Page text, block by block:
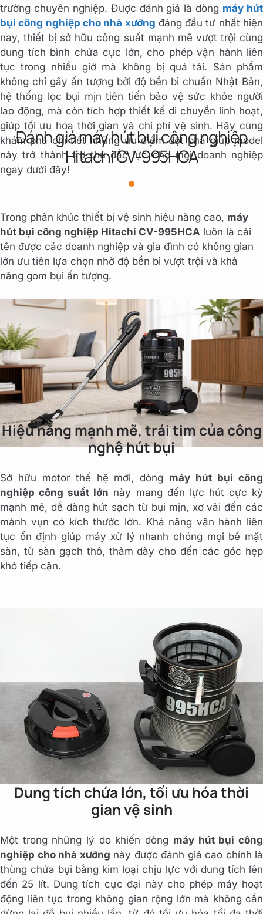
trường chuyên nghiệp. Được đánh giá là dòng máy hút
bụi công nghiệp cho nhà xưởng đáng đầu tư nhất hiện
nay, thiết bị sở hữu công suất mạnh mẽ vượt trội cùng
dung tích bình chứa cực lớn, cho phép vận hành liên
tục trong nhiều giờ mà không bị quá tải. Sản phẩm
không chỉ gây ấn tượng bởi độ bền bỉ chuẩn Nhật Bản,
hệ thống lọc bụi mịn tiên tiến bảo vệ sức khỏe người
lao động, mà còn tích hợp thiết kế di chuyển linh hoạt,
giúp tối ưu hóa thời gian và chi phí vệ sinh. Hãy cùng
khám phá chi tiết những ưu điểm đột phá giúp model
này trở thành trợ thủ đắc lực cho mọi doanh nghiệp
ngay dưới đây!
Đánh giá máy hút bụi công nghiệp
Hitachi CV-995HCA
Trong phân khúc thiết bị vệ sinh hiệu năng cao, máy
hút bụi công nghiệp Hitachi CV-995HCA luôn là cái
tên được các doanh nghiệp và gia đình có không gian
lớn ưu tiên lựa chọn nhờ độ bền bỉ vượt trội và khả
năng gom bụi ấn tượng.
Hiệu năng mạnh mẽ, trái tim của công
nghệ hút bụi
Sở hữu motor thế hệ mới, dòng máy hút bụi công
nghiệp công suất lớn này mang đến lực hút cực kỳ
mạnh mẽ, dễ dàng hút sạch từ bụi mịn, xơ vải đến các
mảnh vụn có kích thước lớn. Khả năng vận hành liên
tục ổn định giúp máy xử lý nhanh chóng mọi bề mặt
sàn, từ sàn gạch thô, thảm dày cho đến các góc hẹp
khó tiếp cận.
Dung tích chứa lớn, tối ưu hóa thời
gian vệ sinh
Một trong những lý do khiến dòng máy hút bụi công
nghiệp cho nhà xưởng này được đánh giá cao chính là
thùng chứa bụi bằng kim loại chịu lực với dung tích lên
đến 25 lít. Dung tích cực đại này cho phép máy hoạt
động liên tục trong không gian rộng lớn mà không cần